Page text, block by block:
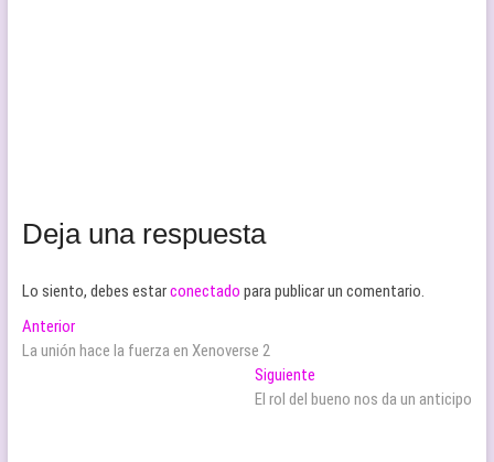
Deja una respuesta
Lo siento, debes estarconectado para publicar un comentario.
Navegación
de
AnteriorEntrada
anterior:
La unión hace la fuerza en Xenoverse 2
Siguiente
siguiente:
El rol del bueno nos da un anticipo